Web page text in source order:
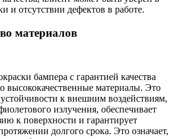
и отсутствии дефектов в работе.
материалов
бампера с гарантией качества
высококачественные материалы. Это
устойчивости к внешним воздействиям,
излучения, обеспечивает
к поверхности и гарантирует
долгого срока. Это означает,